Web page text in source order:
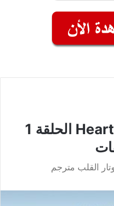
مسلسل Heartstrings الحلقة 1
القلب مترجم